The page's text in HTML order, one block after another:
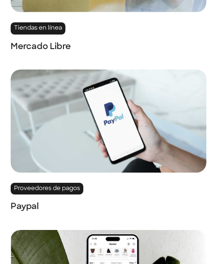
Tiendas en línea
Mercado Libre
Proveedores de pagos
Paypal